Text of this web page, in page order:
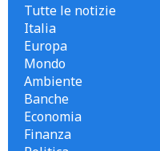
Tutte le notizie
Italia
Europa
Mondo
Ambiente
Banche
Economia
Finanza